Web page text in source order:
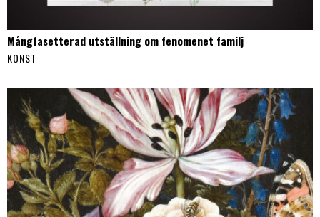
Mångfasetterad utställning om fenomenet familj
KONST